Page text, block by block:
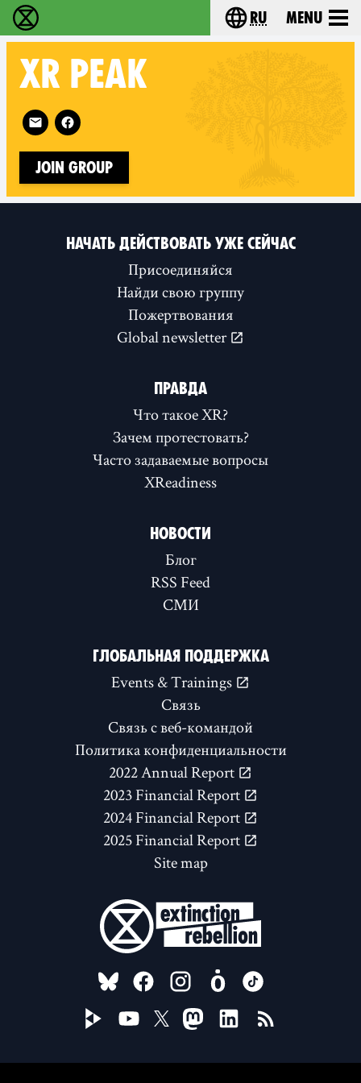
Extinction Rebellion - Home Choose your
ru Menu
XR PEAK
Follow XR Peak on
Join Group
НАЧАТЬ ДЕЙСТВОВАТЬ УЖЕ СЕЙЧАС
Присоединяйся
Найди свою группу
Пожертвования
Global newsletter
ПРАВДА
Что такое XR?
Зачем протестовать?
Часто задаваемые вопросы
XReadiness
НОВОСТИ
Блог
RSS Feed
СМИ
ГЛОБАЛЬНАЯ ПОДДЕРЖКА
Events & Trainings
Связь
Связь с веб-командой
Политика конфиденциальности
2022 Annual Report
2023 Financial Report
2024 Financial Report
2025 Financial Report
Site map
FOLLOW US ON